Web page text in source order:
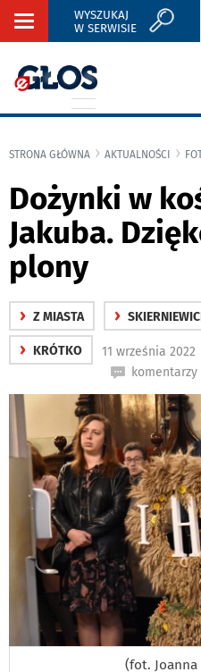
Rozwiń
WYSZUKAJ
W SERWISIE
STRONA GŁÓWNA AKTUALNOŚCI
Dożynki w
Jakuba.
plony
› Z MIASTA ›
› KRÓTKO 11 września 2022
komentarzy
(fot. Joanna